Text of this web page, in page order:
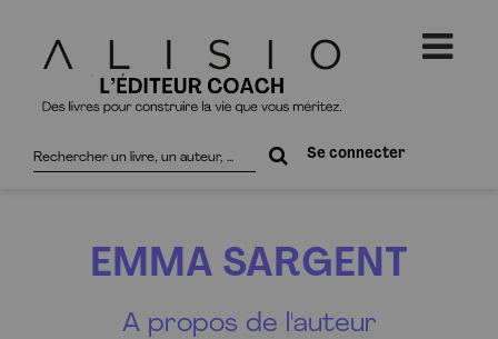
Rechercher
sur
Se connecter
EMMA SARGENT
A propos de l'auteur